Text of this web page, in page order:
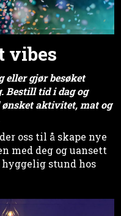
vibes
eller gjør besøket
Bestill tid i dag og
ønsket aktivitet, mat og
oss til å skape nye
med deg og uansett
stund hos